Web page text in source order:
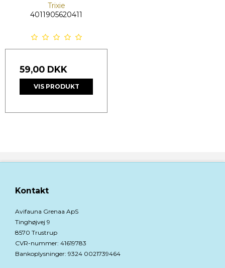
Trixie
4011905620411
59,00 DKK
VIS PRODUKT
Kontakt
Avifauna Grenaa ApS
Tinghøjvej 9
8570 Trustrup
CVR-nummer: 41619783
Bankoplysninger: 9324 0021739464